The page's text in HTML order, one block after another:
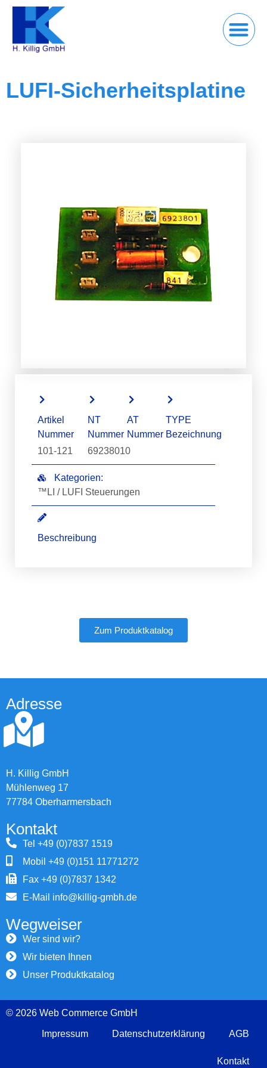
LUFI-Sicherheitsplatine
Artikel
Nummer
101-121
NT
Nummer
69238010
AT
Nummer
TYPE
Bezeichnung
Kategorien:
™LI / LUFI Steuerungen
Beschreibung
Zum Produktkatalog
Adresse
H. Killig GmbH
Mühlenweg 17
77784 Oberharmersbach
Kontakt
Tel +49 (0)7837 1519
Mobil +49 (0)151 11771272
Fax +49 (0)7837 1342
E-Mail info@killig-gmbh.de
Wegweiser
Wer sind wir?
Wir bieten Ihnen
Unser Produktkatalog
© 2026 Web Commerce GmbH
Impressum Datenschutzerklärung AGB
Kontakt